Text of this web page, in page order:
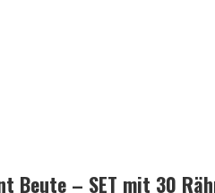
Beute – SET mit 30